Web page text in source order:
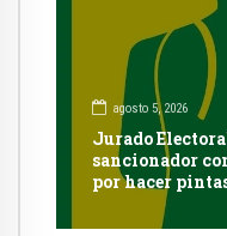
agosto 5, 2026
Jurado
sancionador
por hacer
autorización